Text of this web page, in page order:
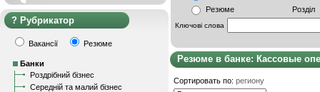
Рубрикатор
Вакансії Резюме
Банки
Роздрібний бізнес
Середній та малий бізнес
Резюме
Розділ
Ключові слова
Резюме в банке: Кассовые
Сортировать по: региону